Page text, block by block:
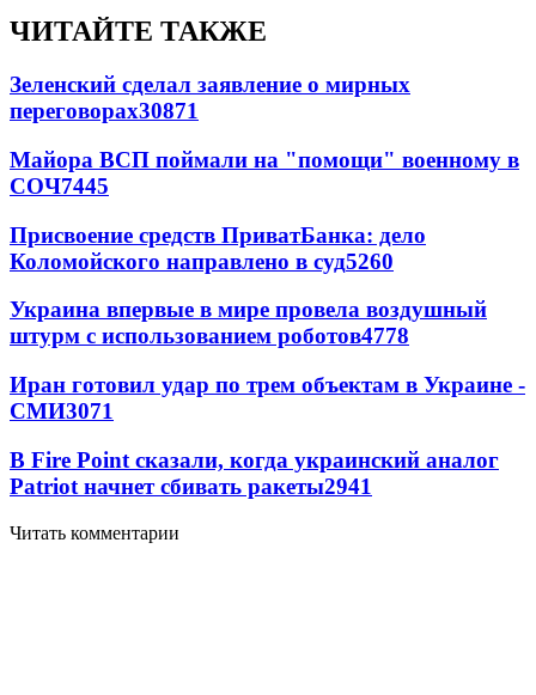
ЧИТАЙТЕ ТАКЖЕ
Зеленский сделал заявление о мирных
переговорах30871
Майора ВСП поймали на "помощи" военному в
СОЧ7445
Присвоение средств ПриватБанка: дело
Коломойского направлено в суд5260
Украина впервые в мире провела воздушный
штурм с использованием роботов4778
Иран готовил удар по трем объектам в Украине -
СМИ3071
В Fire Point сказали, когда украинский аналог
Patriot начнет сбивать ракеты2941
Читать комментарии